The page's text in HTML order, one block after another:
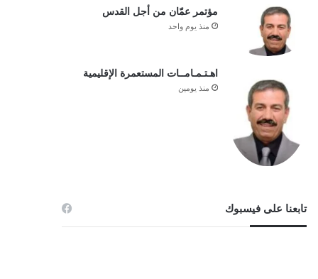
مؤتمر عمّان من أجل القدس
منذ يوم واحد
اهـتـمـامــات المستعمرة الإقليمية
منذ يومين
تابعنا على فيسبوك